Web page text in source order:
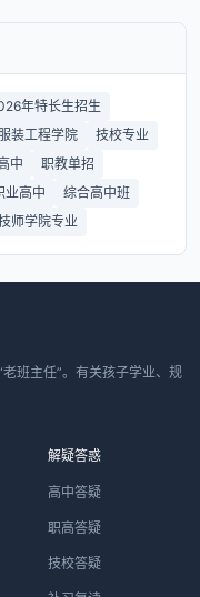
年特长生招生
装工程学院
技校专业
中
职教单招
业高中
综合高中班
师学院专业
班主任”。有关孩子学业、规
解疑答惑
高中答疑
职高答疑
技校答疑